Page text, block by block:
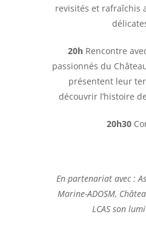
revisités et rafraîchis
20hRencontre
passionnés du
présentent leur
découvrir l’histoire
20h30
En partenariat avec :
Marine-ADOSM,
LCAS son